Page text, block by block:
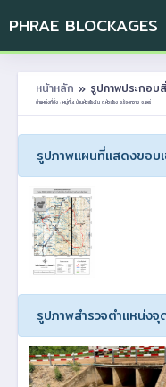
PHRAE BLOCKAGES
หน้าหลัก » รูปภาพประกอ
ตำแหน่งที่ตั้ง : หมู่ที่ 4 บ้านห้วยโรงใน ต.ห้วยโรง อ.ร้องกวาง จ.แพร่
รูปภาพแผนที่แสดงขอบ
รูปภาพสำรวจตำแหน่งจุ